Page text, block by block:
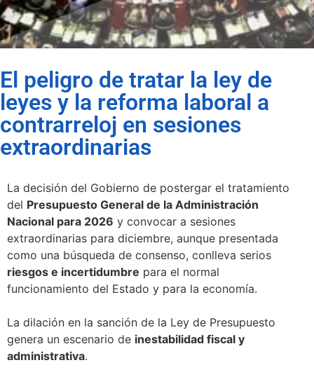
El peligro de tratar la ley de
leyes y la reforma laboral a
contrarreloj en sesiones
extraordinarias
La decisión del Gobierno de postergar el tratamiento
del Presupuesto General de la Administración
Nacional para 2026 y convocar a sesiones
extraordinarias para diciembre, aunque presentada
como una búsqueda de consenso, conlleva serios
riesgos e incertidumbre para el normal
funcionamiento del Estado y para la economía.
La dilación en la sanción de la Ley de Presupuesto
genera un escenario de inestabilidad fiscal y
administrativa.